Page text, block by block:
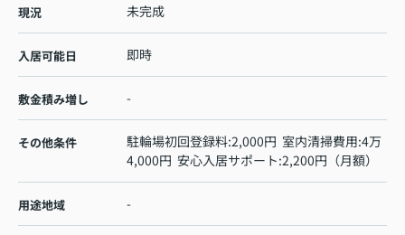
現況 未完成
入居可能日 即時
敷金積み増し -
その他条件
駐輪場初回登録料:2,000円 室内清掃費用:4万
4,000円 安心入居サポート:2,200円（月額）
用途地域 -